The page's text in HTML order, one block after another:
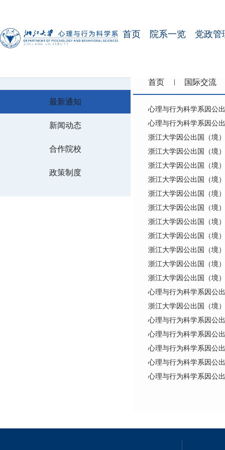
首页 院系一览 党政管
最新通知
新闻动态
合作院校
政策制度
首页 国际交流
心理与行为科学系因公
心理与行为科学系因公
浙江大学因公出国（境
浙江大学因公出国（境
浙江大学因公出国（境
浙江大学因公出国（境
浙江大学因公出国（境
浙江大学因公出国（境
浙江大学因公出国（境
浙江大学因公出国（境
浙江大学因公出国（境
浙江大学因公出国（境
浙江大学因公出国（境
心理与行为科学系因公
浙江大学因公出国（境
心理与行为科学系因公
心理与行为科学系因公
心理与行为科学系因公
心理与行为科学系因公
心理与行为科学系因公